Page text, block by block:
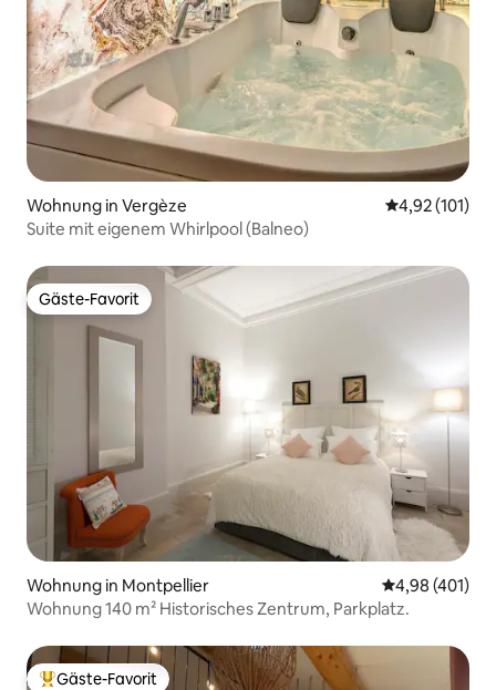
Wohnung in Vergèze
4,92 (101)
Suite mit eigenem Whirlpool (Balneo)
Gäste-Favorit
Gäste-Favorit
Wohnung in Montpellier
4,98 (401)
Wohnung 140 m² Historisches Zentrum, Parkplatz.
Gäste-Favorit